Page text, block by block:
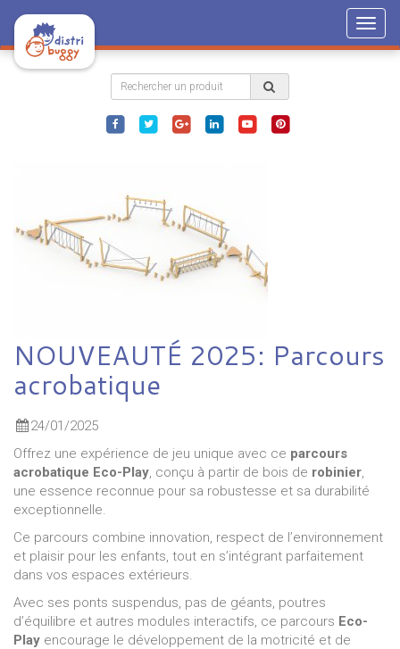
NOUVEAUTÉ 2025: Parcours
acrobatique
24/01/2025
Offrez une expérience de jeu unique avec ce parcours
acrobatique Eco-Play, conçu à partir de bois de robinier,
une essence reconnue pour sa robustesse et sa durabilité
exceptionnelle.
Ce parcours combine innovation, respect de l’environnement
et plaisir pour les enfants, tout en s’intégrant parfaitement
dans vos espaces extérieurs.
Avec ses ponts suspendus, pas de géants, poutres
d’équilibre et autres modules interactifs, ce parcours Eco-
Play encourage le développement de la motricité et de